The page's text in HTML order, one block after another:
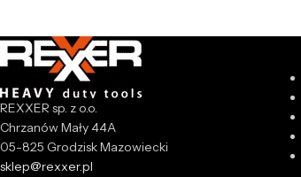
REXXER sp. z o.o.
Chrzanów Mały 44A
05-825 Grodzisk Mazowiecki
sklep@rexxer.pl